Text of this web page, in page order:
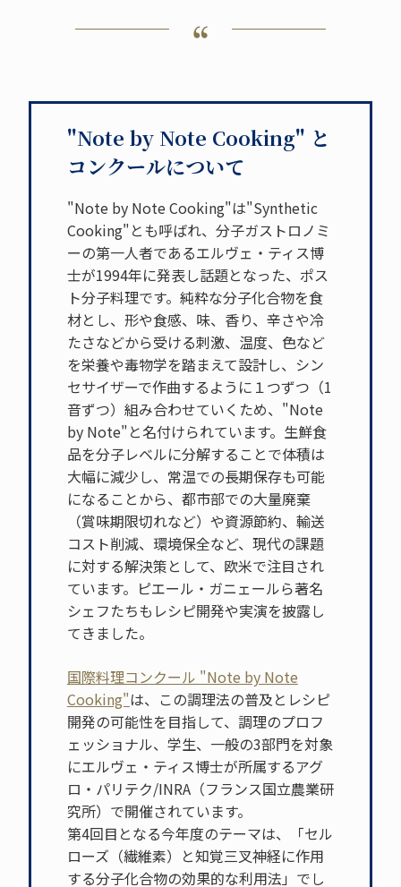
"Note by Note Cooking" と
コンクールについて
"Note by Note Cooking"は"Synthetic
Cooking"とも呼ばれ、分子ガストロノミ
ーの第一人者であるエルヴェ・ティス博
士が1994年に発表し話題となった、ポス
ト分子料理です。純粋な分子化合物を食
材とし、形や食感、味、香り、辛さや冷
たさなどから受ける刺激、温度、色など
を栄養や毒物学を踏まえて設計し、シン
セサイザーで作曲するように１つずつ（1
音ずつ）組み合わせていくため、"Note
by Note"と名付けられています。生鮮食
品を分子レベルに分解することで体積は
大幅に減少し、常温での長期保存も可能
になることから、都市部での大量廃棄
（賞味期限切れなど）や資源節約、輸送
コスト削減、環境保全など、現代の課題
に対する解決策として、欧米で注目され
ています。ピエール・ガニェールら著名
シェフたちもレシピ開発や実演を披露し
てきました。
国際料理コンクール "Note by Note
Cooking"は、この調理法の普及とレシピ
開発の可能性を目指して、調理のプロフ
ェッショナル、学生、一般の3部門を対象
にエルヴェ・ティス博士が所属するアグ
ロ・パリテク/INRA（フランス国立農業研
究所）で開催されています。
第4回目となる今年度のテーマは、「セル
ローズ（繊維素）と知覚三叉神経に作用
する分子化合物の効果的な利用法」でし